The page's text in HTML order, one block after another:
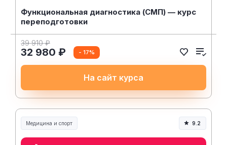
Функциональная диагностика (СМП) — курс
переподготовки
39 910 ₽
32 980 ₽ - 17%
На сайт курса
Медицина и спорт
Медицина, спорт и здоровье
9.2